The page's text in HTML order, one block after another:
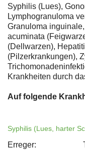
Syphilis (Lues),
Lymphogranuloma
Granuloma
acuminata
(Dellwarzen),
(Pilzerkrankungen),
Krankheiten durch
Auf folgende
Syphilis (Lues, harter
Erreger: